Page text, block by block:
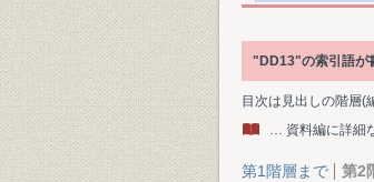
"DD13"の索引語が
目次は見出しの階層(
… 資料編に詳細
第1階層まで 第2